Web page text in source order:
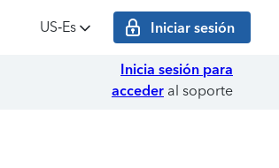
US‑Es Iniciar sesión
Inicia sesión para
acceder al soporte